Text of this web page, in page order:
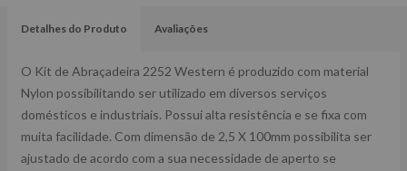
Detalhes do Produto Avaliações
O Kit de Abraçadeira 2252 Western é produzido com material
Nylon possibilitando ser utilizado em diversos serviços
domésticos e industriais. Possui alta resistência e se fixa com
muita facilidade. Com dimensão de 2,5 X 100mm possibilita ser
ajustado de acordo com a sua necessidade de aperto se